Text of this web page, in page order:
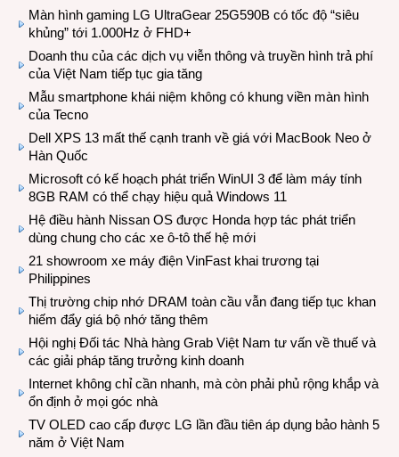
Màn hình gaming LG UltraGear 25G590B có tốc độ “siêu
khủng” tới 1.000Hz ở FHD+
Doanh thu của các dịch vụ viễn thông và truyền hình trả phí
của Việt Nam tiếp tục gia tăng
Mẫu smartphone khái niệm không có khung viền màn hình
của Tecno
Dell XPS 13 mất thế cạnh tranh về giá với MacBook Neo ở
Hàn Quốc
Microsoft có kế hoạch phát triển WinUI 3 để làm máy tính
8GB RAM có thể chạy hiệu quả Windows 11
Hệ điều hành Nissan OS được Honda hợp tác phát triển
dùng chung cho các xe ô-tô thế hệ mới
21 showroom xe máy điện VinFast khai trương tại
Philippines
Thị trường chip nhớ DRAM toàn cầu vẫn đang tiếp tục khan
hiếm đẩy giá bộ nhớ tăng thêm
Hội nghị Đối tác Nhà hàng Grab Việt Nam tư vấn về thuế và
các giải pháp tăng trưởng kinh doanh
Internet không chỉ cần nhanh, mà còn phải phủ rộng khắp và
ổn định ở mọi góc nhà
TV OLED cao cấp được LG lần đầu tiên áp dụng bảo hành 5
năm ở Việt Nam